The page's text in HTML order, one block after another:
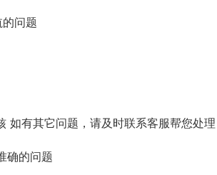
问题
有其它问题，请及时联系客服帮您处理
确的问题